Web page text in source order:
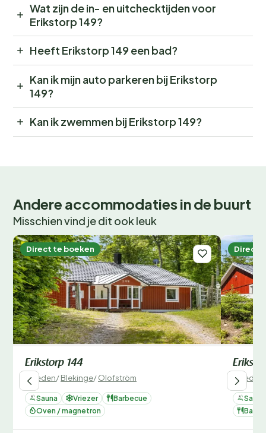
Wat zijn de in- en uitchecktijden voor
Erikstorp 149?
Heeft Erikstorp 149 een bad?
Kan ik mijn auto parkeren bij Erikstorp
149?
Kan ik zwemmen bij Erikstorp 149?
Andere accommodaties in de buurt
Misschien vind je dit ook leuk
Direct te boeken
Erikstorp 144
Zweden/Blekinge/Olofström
Sauna Vriezer
Barbecue
Oven / magnetron
Direct
Zweden
Sauna